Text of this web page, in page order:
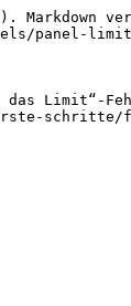
panel-
das